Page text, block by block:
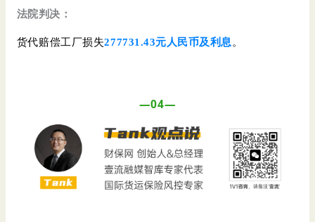
法院判决：
货代赔偿工厂损失277731.43元人民币及利息。
—04—